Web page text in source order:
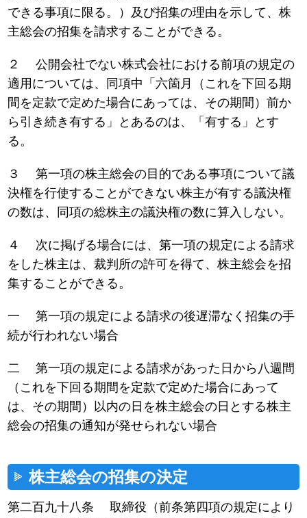
できる事項に限る。）及び招集の理由を示して、株
主総会の招集を請求することができる。
２ 公開会社でない株式会社における前項の規定の
適用については、同項中「六箇月（これを下回る期
間を定款で定めた場合にあっては、その期間）前か
ら引き続き有する」とあるのは、「有する」とす
る。
３ 第一項の株主総会の目的である事項について議
決権を行使することができない株主が有する議決権
の数は、同項の総株主の議決権の数に算入しない。
４ 次に掲げる場合には、第一項の規定による請求
をした株主は、裁判所の許可を得て、株主総会を招
集することができる。
一 第一項の規定による請求の後遅滞なく招集の手
続が行われない場合
二 第一項の規定による請求があった日から八週間
（これを下回る期間を定款で定めた場合にあって
は、その期間）以内の日を株主総会の日とする株主
総会の招集の通知が発せられない場合
株主総会の招集の決定
第二百九十八条 取締役（前条第四項の規定により